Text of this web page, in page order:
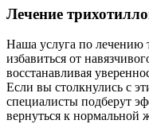
Лечение
Наша услуга по лечению
избавиться от
восстанавливая
Если вы столкнулись с
специалисты подберут
вернуться к нормальной